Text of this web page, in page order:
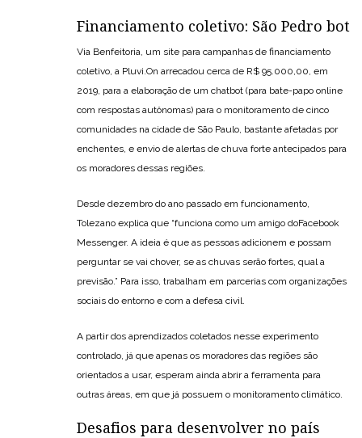
Financiamento coletivo: São Pedro bot
Via Benfeitoria, um site para campanhas de financiamento
coletivo, a Pluvi.On arrecadou cerca de R$ 95.000,00, em
2019, para a elaboração de um chatbot (para bate-papo online
com respostas autônomas) para o monitoramento de cinco
comunidades na cidade de São Paulo, bastante afetadas por
enchentes, e envio de alertas de chuva forte antecipados para
os moradores dessas regiões.
Desde dezembro do ano passado em funcionamento,
Tolezano explica que “funciona como um amigo doFacebook
Messenger. A ideia é que as pessoas adicionem e possam
perguntar se vai chover, se as chuvas serão fortes, qual a
previsão.” Para isso, trabalham em parcerias com organizações
sociais do entorno e com a defesa civil.
A partir dos aprendizados coletados nesse experimento
controlado, já que apenas os moradores das regiões são
orientados a usar, esperam ainda abrir a ferramenta para
outras áreas, em que já possuem o monitoramento climático.
Desafios para desenvolver no país